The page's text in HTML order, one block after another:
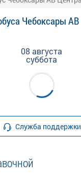
Чебоксары
08 августа
суббота
Служба поддержки